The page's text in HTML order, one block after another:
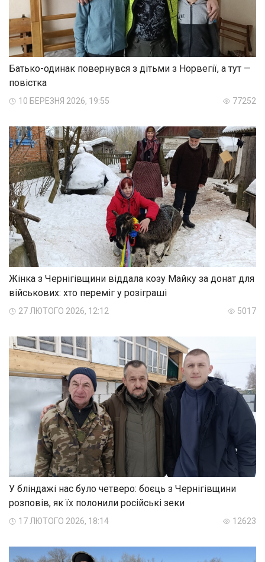
Батько-одинак повернувся з дітьми з Норвегії, а тут —
повістка
10 БЕРЕЗНЯ 2026, 19:55 77252
Жінка з Чернігівщини віддала козу Майку за донат для
військових: хто переміг у розіграші
27 ЛЮТОГО 2026, 12:12 5017
У бліндажі нас було четверо: боєць з Чернігівщини
розповів, як їх полонили російські зеки
17 ЛЮТОГО 2026, 18:14 12623